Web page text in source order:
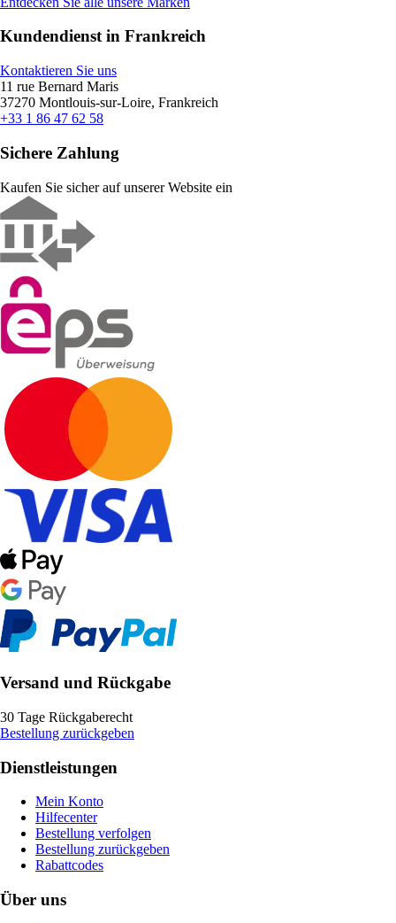
Kundendienst in Frankreich
Kontaktieren Sie uns
11 rue Bernard Maris
37270 Montlouis-sur-Loire, Frankreich
+33 1 86 47 62 58
Sichere Zahlung
Kaufen Sie sicher auf unserer Website ein
Versand und Rückgabe
30 Tage Rückgaberecht
Bestellung zurückgeben
Dienstleistungen
Mein Konto
Hilfecenter
Bestellung verfolgen
Bestellung zurückgeben
Rabattcodes
Über uns